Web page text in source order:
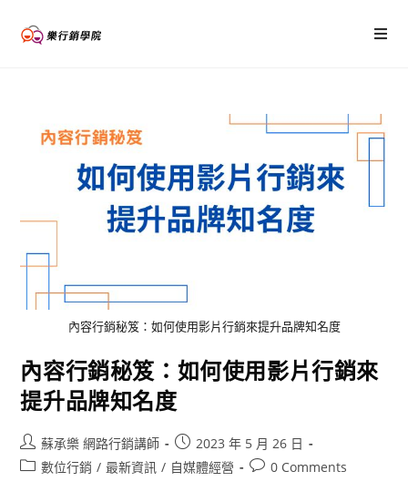
內容行銷秘笈：如何使用影片行銷來提升品牌知名度
內容行銷秘笈：如何使用影片行銷來
提升品牌知名度
蘇承樂 網路行銷講師
2023 年 5 月 26 日
數位行銷 / 最新資訊 / 自媒體經營 0 Comments